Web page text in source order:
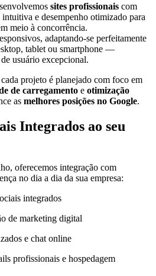
sites profissionais com
e desempenho otimizado para
meio à concorrência.
adaptando-se perfeitamente
tablet ou smartphone —
usuário excepcional.
projeto é planejado com foco em
de carregamento e otimização
as melhores posições no Google.
Integrados ao seu
oferecemos integração com
no dia a dia da sua empresa:
integrados
de marketing digital
e chat online
profissionais e hospedagem